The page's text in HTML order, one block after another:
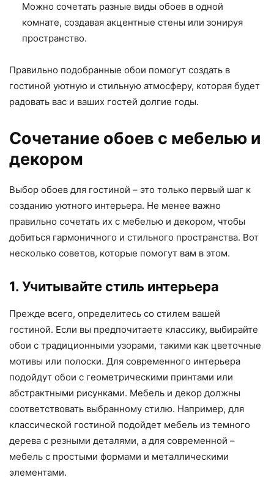
Можно сочетать разные виды обоев в одной
комнате, создавая акцентные стены или зонируя
пространство.
Правильно подобранные обои помогут создать в
гостиной уютную и стильную атмосферу, которая будет
радовать вас и ваших гостей долгие годы.
Сочетание обоев с мебелью и
декором
Выбор обоев для гостиной – это только первый шаг к
созданию уютного интерьера. Не менее важно
правильно сочетать их с мебелью и декором, чтобы
добиться гармоничного и стильного пространства. Вот
несколько советов, которые помогут вам в этом.
1. Учитывайте стиль интерьера
Прежде всего, определитесь со стилем вашей
гостиной. Если вы предпочитаете классику, выбирайте
обои с традиционными узорами, такими как цветочные
мотивы или полоски. Для современного интерьера
подойдут обои с геометрическими принтами или
абстрактными рисунками. Мебель и декор должны
соответствовать выбранному стилю. Например, для
классической гостиной подойдет мебель из темного
дерева с резными деталями, а для современной –
мебель с простыми формами и металлическими
элементами.